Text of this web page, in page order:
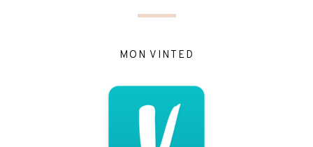
MON VINTED